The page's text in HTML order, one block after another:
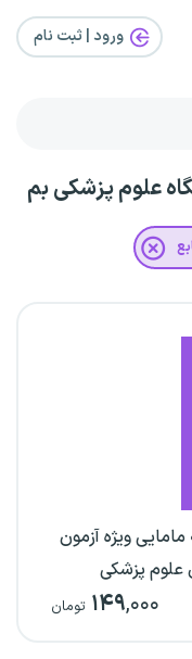
ورود | ثبت‌ نام
علوم پزشکی بم
ویژه آزمون
علوم پزشکی
۱۴۹,۰۰۰ تومان